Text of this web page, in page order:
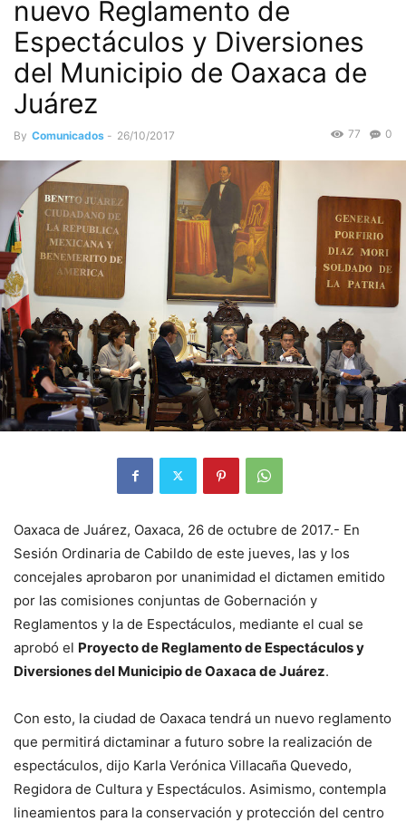
nuevo Reglamento de
Espectáculos y Diversiones
del Municipio de Oaxaca de
Juárez
By Comunicados - 26/10/2017 0
77
Oaxaca de Juárez, Oaxaca, 26 de octubre de 2017.- En
Sesión Ordinaria de Cabildo de este jueves, las y los
concejales aprobaron por unanimidad el dictamen emitido
por las comisiones conjuntas de Gobernación y
Reglamentos y la de Espectáculos, mediante el cual se
aprobó el Proyecto de Reglamento de Espectáculos y
Diversiones del Municipio de Oaxaca de Juárez.
Con esto, la ciudad de Oaxaca tendrá un nuevo reglamento
que permitirá dictaminar a futuro sobre la realización de
espectáculos, dijo Karla Verónica Villacaña Quevedo,
Regidora de Cultura y Espectáculos. Asimismo, contempla
lineamientos para la conservación y protección del centro